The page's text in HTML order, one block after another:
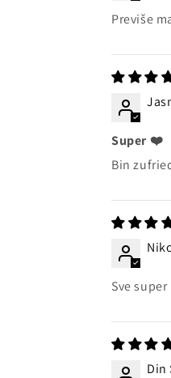
Previše
Super ❤️
Bin
Sve super
Din